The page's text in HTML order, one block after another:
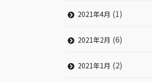
2021年4月 (1)
2021年2月 (6)
2021年1月 (2)